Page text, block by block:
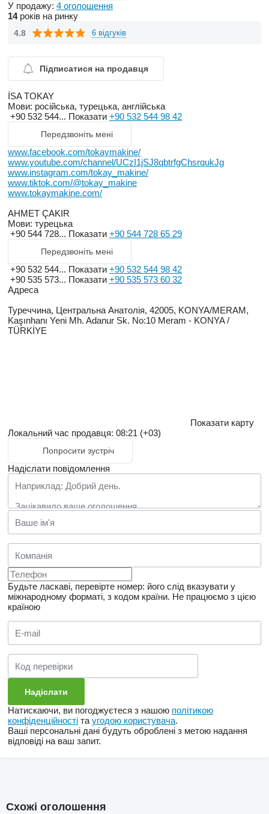
У продажу: 4 оголошення
14років на ринку
4.8 6 відгуків
Підписатися на продавця
İSA TOKAY
Мови: російська, турецька, англійська
+90 532 544... Показати +90 532 544 98 42
Передзвоніть мені
www.facebook.com/tokaymakine/
www.youtube.com/channel/UCzI1jSJ8qbtrfgChsrqukJg
www.instagram.com/tokay_makine/
www.tiktok.com/@tokay_makine
www.tokaymakine.com/
AHMET ÇAKIR
Мови: турецька
+90 544 728... Показати +90 544 728 65 29
Передзвоніть мені
+90 532 544... Показати +90 532 544 98 42
+90 535 573... Показати +90 535 573 60 32
Адреса
Туреччина, Центральна Анатолія, 42005, KONYA/MERAM,
Kaşınhanı Yeni Mh. Adanur Sk. No:10 Meram - KONYA /
TÜRKİYE
Показати карту
Локальний час продавця: 08:21 (+03)
Попросити зустріч
Надіслати повідомлення
Будьте ласкаві, перевірте номер: його слід вказувати у
міжнародному форматі, з кодом країни. Не працюємо з цією
країною
Натискаючи, ви погоджуєтеся з нашою політикою
конфіденційності та угодою користувача.
Ваші персональні дані будуть оброблені з метою надання
відповіді на ваш запит.
Схожі оголошення